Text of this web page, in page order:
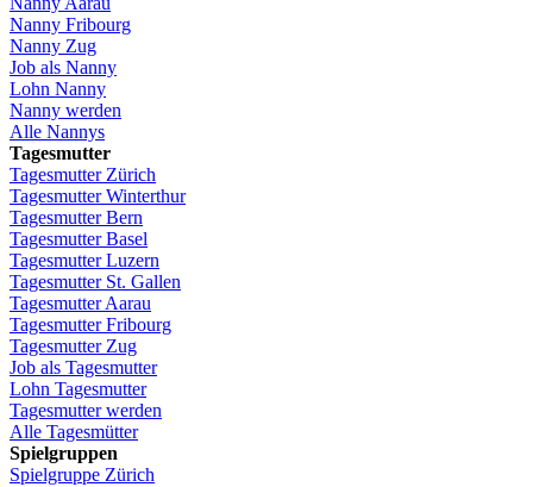
Nanny Fribourg
Nanny Zug
Job als Nanny
Lohn Nanny
Nanny werden
Alle Nannys
Tagesmutter
Tagesmutter Zürich
TagesmutterWinterthur
TagesmutterBern
TagesmutterBasel
Tagesmutter Luzern
TagesmutterSt. Gallen
TagesmutterAarau
Tagesmutter Fribourg
Tagesmutter Zug
Job als Tagesmutter
Lohn Tagesmutter
Tagesmutter werden
Alle Tagesmütter
Spielgruppen
Spielgruppe Zürich